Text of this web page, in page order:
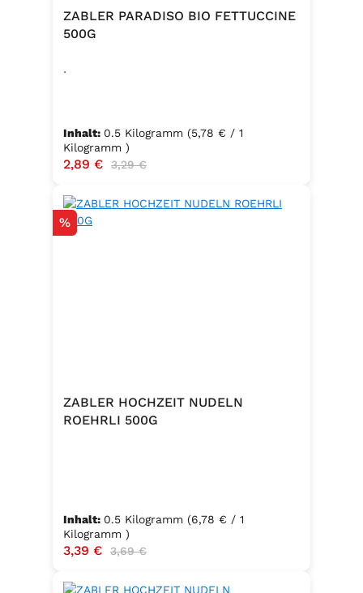
ZABLER PARADISO BIO FETTUCCINE
500G
.
Inhalt: 0.5 Kilogramm (5,78 € / 1
Kilogramm )
Verkaufspreis:
2,89 € Regulärer Preis:
3,29 €
Rabatt
%
ZABLER HOCHZEIT NUDELN
ROEHRLI 500G
Inhalt: 0.5 Kilogramm (6,78 € / 1
Kilogramm )
Verkaufspreis:
3,39 € Regulärer Preis:
3,69 €